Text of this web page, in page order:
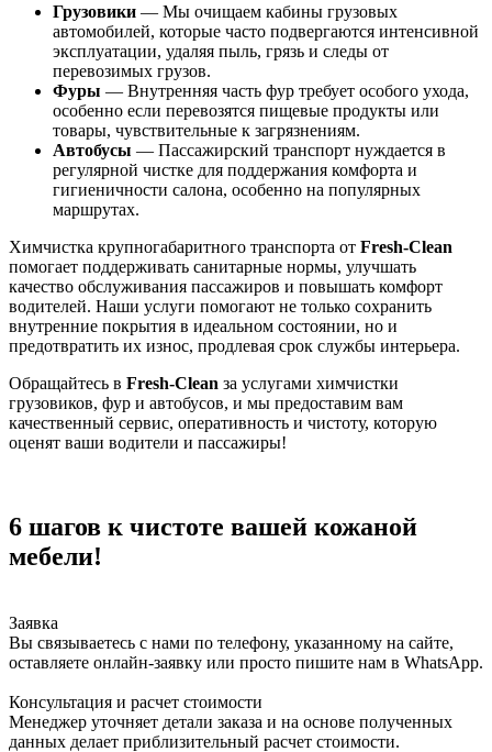
Грузовики — Мы очищаем кабины грузовых
автомобилей, которые часто подвергаются интенсивной
эксплуатации, удаляя пыль, грязь и следы от
перевозимых грузов.
Фуры — Внутренняя часть фур требует особого ухода,
особенно если перевозятся пищевые продукты или
товары, чувствительные к загрязнениям.
Автобусы — Пассажирский транспорт нуждается в
регулярной чистке для поддержания комфорта и
гигиеничности салона, особенно на популярных
маршрутах.
Химчистка крупногабаритного транспорта от Fresh-Clean
помогает поддерживать санитарные нормы, улучшать
качество обслуживания пассажиров и повышать комфорт
водителей. Наши услуги помогают не только сохранить
внутренние покрытия в идеальном состоянии, но и
предотвратить их износ, продлевая срок службы интерьера.
Обращайтесь в Fresh-Clean за услугами химчистки
грузовиков, фур и автобусов, и мы предоставим вам
качественный сервис, оперативность и чистоту, которую
оценят ваши водители и пассажиры!
6 шагов к чистоте вашей кожаной
мебели!
Заявка
Вы связываетесь с нами по телефону, указанному на сайте,
оставляете онлайн-заявку или просто пишите нам в WhatsApp.
Консультация и расчет стоимости
Менеджер уточняет детали заказа и на основе полученных
данных делает приблизительный расчет стоимости.